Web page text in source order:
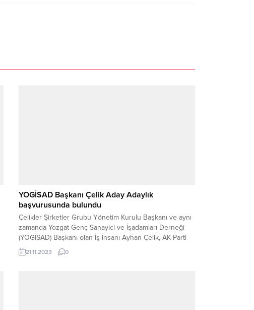
YOGİSAD Başkanı Çelik Aday Adaylık
başvurusunda bulundu
Çelikler Şirketler Grubu Yönetim Kurulu Başkanı ve aynı
zamanda Yozgat Genç Sanayici ve İşadamları Derneği
(YOGİSAD) Başkanı olan İş İnsanı Ayhan Çelik, AK Parti
Yerköy Belediye Başkanlığı için aday adaylık
başvurusunu AK Parti Yerköy İlçe Başkanı Hacı Dereli’ye
21.11.2023 0